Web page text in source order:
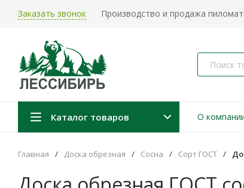
Заказать звонок Производство и продажа
Каталог товаров О
Главная / Доска обрезная / Сосна / Сорт ГОСТ /